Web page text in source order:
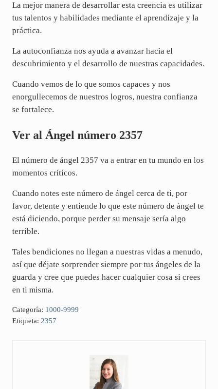
La mejor manera de desarrollar esta creencia es utilizar
tus talentos y habilidades mediante el aprendizaje y la
práctica.
La autoconfianza nos ayuda a avanzar hacia el
descubrimiento y el desarrollo de nuestras capacidades.
Cuando vemos de lo que somos capaces y nos
enorgullecemos de nuestros logros, nuestra confianza
se fortalece.
Ver al Ángel número 2357
El número de ángel 2357 va a entrar en tu mundo en los
momentos críticos.
Cuando notes este número de ángel cerca de ti, por
favor, detente y entiende lo que este número de ángel te
está diciendo, porque perder su mensaje sería algo
terrible.
Tales bendiciones no llegan a nuestras vidas a menudo,
así que déjate sorprender siempre por tus ángeles de la
guarda y cree que puedes hacer cualquier cosa si crees
en ti misma.
Categoría: 1000-9999
Etiqueta: 2357